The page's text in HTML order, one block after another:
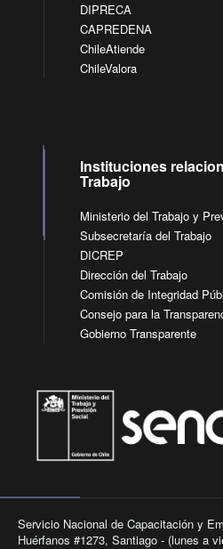
DIPRECA
CAPREDENA
ChileAtiende
ChileValora
Instituciones
Trabajo
Ministerio del Trabajo y
Subsecretaría del Trabajo
DICREP
Dirección del Trabajo
Comisión de Integridad
Consejo para la
Gobierno Transparente
Servicio Nacional de Capacitación y
Huérfanos #1273, Santiago - (lunes a